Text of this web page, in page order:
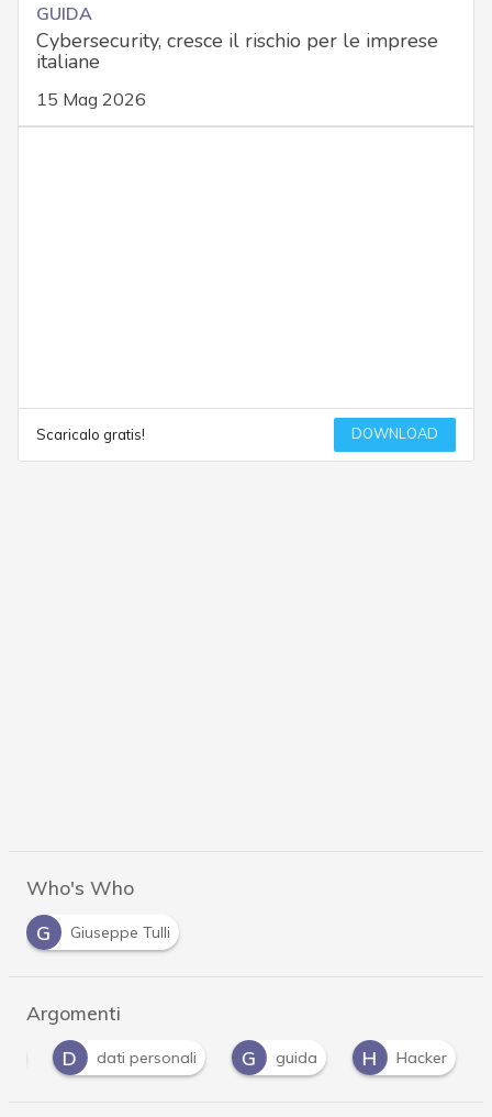
GUIDA
Cybersecurity, cresce il rischio per le imprese
italiane
15 Mag 2026
Scaricalo gratis! DOWNLOAD
Who's Who
G
Giuseppe Tulli
Argomenti
dati personali guida Hacker